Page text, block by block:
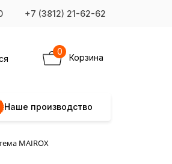
+7 (3812) 21-62-62
Корзина
0
Наше производство
MAIROX